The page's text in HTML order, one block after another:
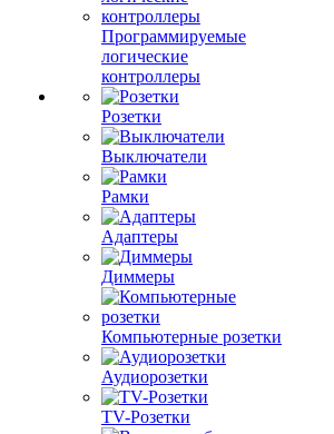
Программируемые
логические
контроллеры
Розетки
Выключатели
Рамки
Адаптеры
Диммеры
Компьютерные розетки
Аудиорозетки
TV-Розетки